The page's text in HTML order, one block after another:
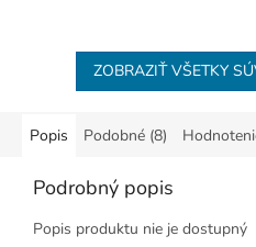
ZOBRAZIŤ VŠETKY
Popis Podobné (8)
Podrobný popis
Popis produktu nie je dostupný